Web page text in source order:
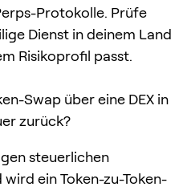
Protokolle. Prüfe
Dienst in deinem Land
Risikoprofil passt.
Swap über eine DEX in
zurück?
steuerlichen
ein Token-zu-Token-